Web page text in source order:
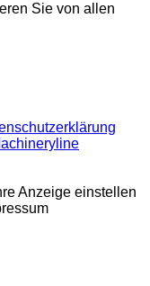
Sie von allen
Anzeige einstellen